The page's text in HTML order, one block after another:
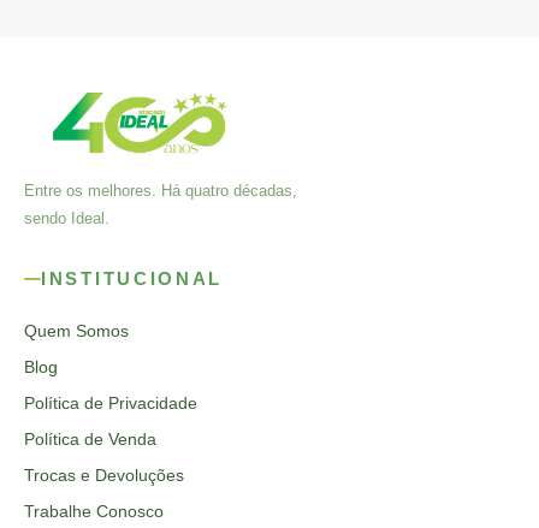
Entre os melhores. Há quatro décadas,
sendo Ideal.
INSTITUCIONAL
Quem Somos
Blog
Política de Privacidade
Política de Venda
Trocas e Devoluções
Trabalhe Conosco